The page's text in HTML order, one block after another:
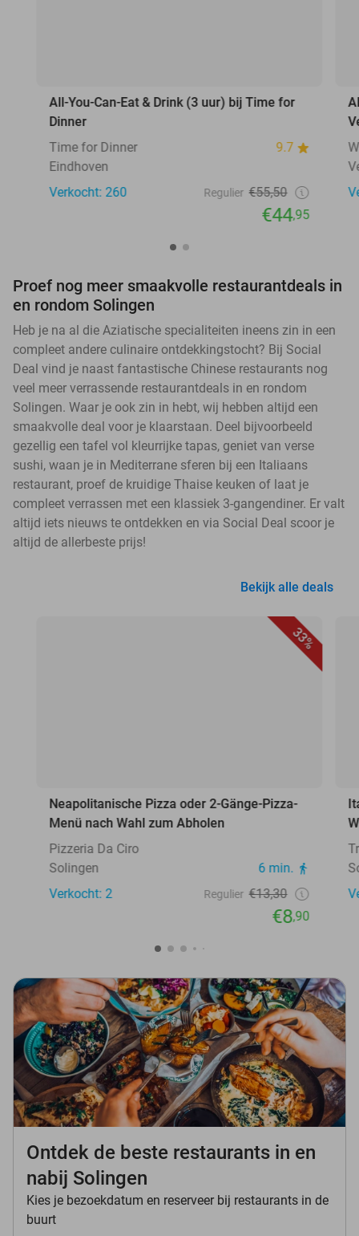
All-You-Can-Eat & Drink (3 uur) bij Time for
Dinner
Time for Dinner
9.7
Eindhoven
Verkocht: 260
Regulier €55,50
€44,95
Proef nog meer smaakvolle restaurantdeals in
en rondom Solingen
Heb je na al die Aziatische specialiteiten ineens zin in een
compleet andere culinaire ontdekkingstocht? Bij Social
Deal vind je naast fantastische Chinese restaurants nog
veel meer verrassende restaurantdeals in en rondom
Solingen. Waar je ook zin in hebt, wij hebben altijd een
smaakvolle deal voor je klaarstaan. Deel bijvoorbeeld
gezellig een tafel vol kleurrijke tapas, geniet van verse
sushi, waan je in Mediterrane sferen bij een Italiaans
restaurant, proef de kruidige Thaise keuken of laat je
compleet verrassen met een klassiek 3-gangendiner. Er valt
altijd iets nieuws te ontdekken en via Social Deal scoor je
altijd de allerbeste prijs!
Bekijk alle deals
33%
Neapolitanische Pizza oder 2-Gänge-Pizza-
Menü nach Wahl zum Abholen
Pizzeria Da Ciro
Solingen
6 min.
Verkocht: 2
Regulier €13,30
€8,90
Ontdek de beste restaurants in en
nabij Solingen
Kies je bezoekdatum en reserveer bij restaurants in de
buurt